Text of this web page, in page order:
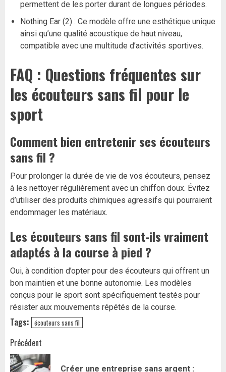
permettent de les porter durant de longues périodes.
Nothing Ear (2) : Ce modèle offre une esthétique unique
ainsi qu’une qualité acoustique de haut niveau,
compatible avec une multitude d’activités sportives.
FAQ : Questions fréquentes sur
les écouteurs sans fil pour le
sport
Comment bien entretenir ses écouteurs
sans fil ?
Pour prolonger la durée de vie de vos écouteurs, pensez
à les nettoyer régulièrement avec un chiffon doux. Évitez
d’utiliser des produits chimiques agressifs qui pourraient
endommager les matériaux.
Les écouteurs sans fil sont-ils vraiment
adaptés à la course à pied ?
Oui, à condition d’opter pour des écouteurs qui offrent un
bon maintien et une bonne autonomie. Les modèles
conçus pour le sport sont spécifiquement testés pour
résister aux mouvements répétés de la course.
Tags: écouteurs sans fil
Navigation
d’article
Précédent
Créer une entreprise sans argent :